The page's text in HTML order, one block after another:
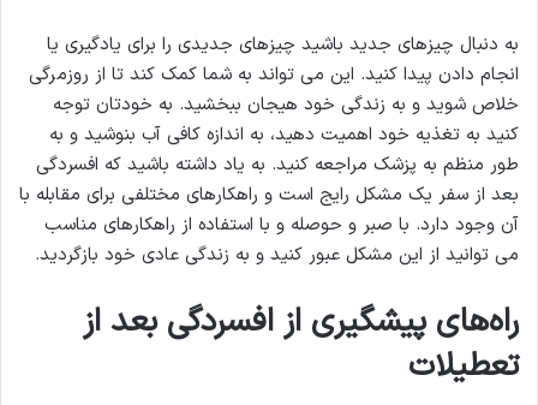
به دنبال چیزهای جدید باشید چیزهای جدیدی را برای یادگیری یا
انجام دادن پیدا کنید. این می تواند به شما کمک کند تا از روزمرگی
خلاص شوید و به زندگی خود هیجان ببخشید. به خودتان توجه
کنید به تغذیه خود اهمیت دهید، به اندازه کافی آب بنوشید و به
طور منظم به پزشک مراجعه کنید. به یاد داشته باشید که افسردگی
بعد از سفر یک مشکل رایج است و راهکارهای مختلفی برای مقابله با
آن وجود دارد. با صبر و حوصله و با استفاده از راهکارهای مناسب
می توانید از این مشکل عبور کنید و به زندگی عادی خود بازگردید.
راه‌های پیشگیری از افسردگی بعد از
تعطیلات